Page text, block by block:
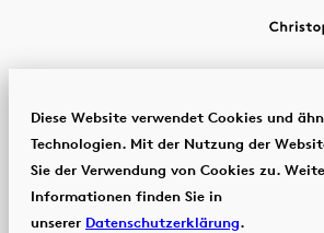
Diese Website verwendet Cookies und
Technologien. Mit der Nutzung der
Sie der Verwendung von Cookies zu.
Informationen finden Sie in
unserer Datenschutzerklärung.